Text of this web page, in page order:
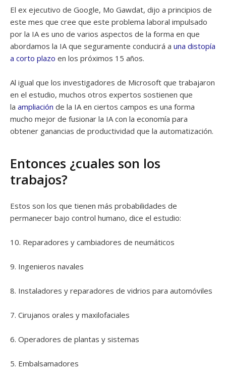
El ex ejecutivo de Google, Mo Gawdat, dijo a principios de
este mes que cree que este problema laboral impulsado
por la IA es uno de varios aspectos de la forma en que
abordamos la IA que seguramente conducirá a una distopía
a corto plazo en los próximos 15 años.
Al igual que los investigadores de Microsoft que trabajaron
en el estudio, muchos otros expertos sostienen que
la ampliación de la IA en ciertos campos es una forma
mucho mejor de fusionar la IA con la economía para
obtener ganancias de productividad que la automatización.
Entonces ¿cuales son los
trabajos?
Estos son los que tienen más probabilidades de
permanecer bajo control humano, dice el estudio:
10. Reparadores y cambiadores de neumáticos
9. Ingenieros navales
8. Instaladores y reparadores de vidrios para automóviles
7. Cirujanos orales y maxilofaciales
6. Operadores de plantas y sistemas
5. Embalsamadores